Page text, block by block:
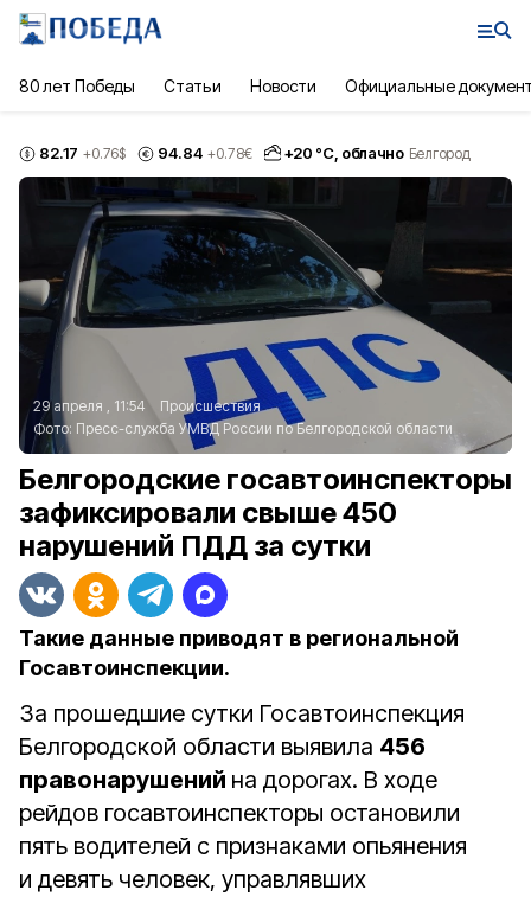
80 лет Победы Статьи Новости Официальные
82.17 +0.76$ 94.84 +0.78€ +20 °С, облачно Белгород
29 апреля , 11:54
Происшествия
Фото: Пресс-служба УМВД России по Белгородской области
Белгородские госавтоинспекторы
зафиксировали свыше 450
нарушений ПДД за сутки
Такие данные приводят в региональной
Госавтоинспекции.
За прошедшие сутки Госавтоинспекция
Белгородской области выявила 456
правонарушений на дорогах. В ходе
рейдов госавтоинспекторы остановили
пять водителей с признаками опьянения
и девять человек, управлявших